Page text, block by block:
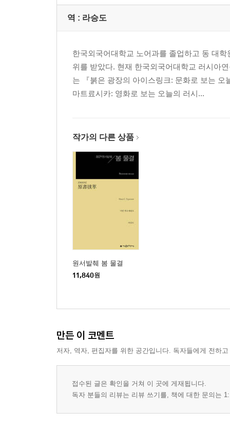
역 : 라승도
한국외국어대학교 노어과를 졸업하고 동 대
위를 받았다. 현재 한국외국어대학교 러시아
는 『붉은 광장의 아이스링크: 문화로 보는
마트료시카: 영화로 보는 오늘의 러시...
작가의 다른 상품
원서발췌 봄 물결
11,840원
만든 이 코멘트
저자, 역자, 편집자를 위한 공간입니다. 독자들에게 전하
접수된 글은 확인을 거쳐 이 곳에 게재됩니다.
독자 분들의 리뷰는 리뷰 쓰기를, 책에 대한 문의는